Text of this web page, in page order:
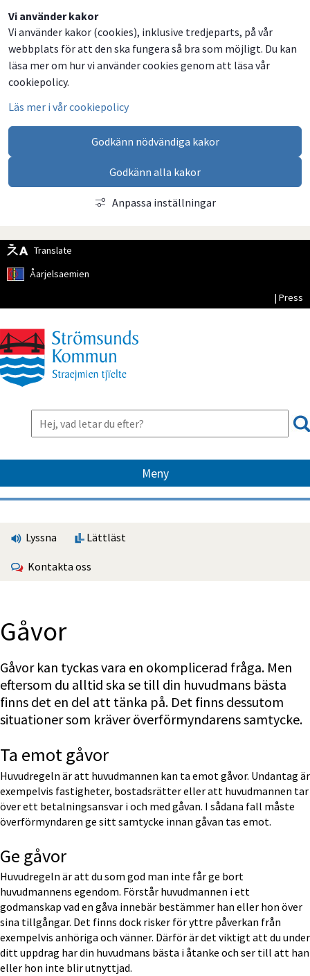
Vi använder kakor
Vi använder kakor (cookies), inklusive tredjeparts, på vår
webbplats för att den ska fungera så bra som möjligt. Du kan
läsa mer om hur vi använder cookies genom att läsa vår
cookiepolicy.
Läs mer i vår cookiepolicy
Godkänn nödvändiga kakor
Godkänn alla kakor
Anpassa inställningar
Translate
Åarjelsaemien
| Press
Meny
Lyssna Lättläst
Kontakta oss
Gåvor
Gåvor kan tyckas vara en okomplicerad fråga. Men
eftersom du alltid ska se till din huvudmans bästa
finns det en del att tänka på. Det finns dessutom
situationer som kräver överförmyndarens samtycke.
Ta emot gåvor
Huvudregeln är att huvudmannen kan ta emot gåvor. Undantag är
exempelvis fastigheter, bostadsrätter eller att huvudmannen tar
över ett betalningsansvar i och med gåvan. I sådana fall måste
överförmyndaren ge sitt samtycke innan gåvan tas emot.
Ge gåvor
Huvudregeln är att du som god man inte får ge bort
huvudmannens egendom. Förstår huvudmannen i ett
godmanskap vad en gåva innebär bestämmer han eller hon över
sina tillgångar. Det finns dock risker för yttre påverkan från
exempelvis anhöriga och vänner. Därför är det viktigt att du under
ditt uppdrag har din huvudmans bästa i åtanke och ser till att han
eller hon inte blir utnyttjad.
Dela
på
Facebook
Dela
på
Twitter
Dela
på
LinkedIn
Dela
via
email